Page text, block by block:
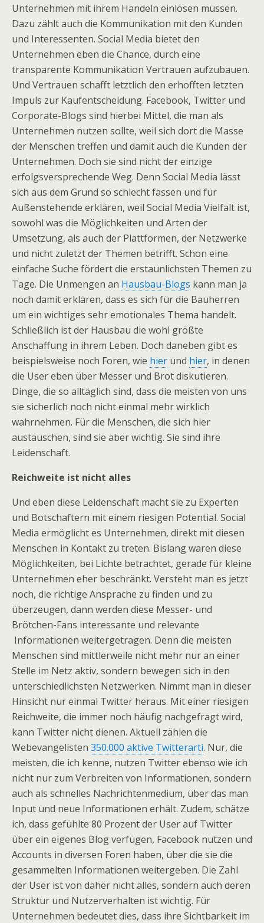
Unternehmen mit ihrem Handeln einlösen müssen.
Dazu zählt auch die Kommunikation mit den Kunden
und Interessenten. Social Media bietet den
Unternehmen eben die Chance, durch eine
transparente Kommunikation Vertrauen aufzubauen.
Und Vertrauen schafft letztlich den erhofften letzten
Impuls zur Kaufentscheidung. Facebook, Twitter und
Corporate-Blogs sind hierbei Mittel, die man als
Unternehmen nutzen sollte, weil sich dort die Masse
der Menschen treffen und damit auch die Kunden der
Unternehmen. Doch sie sind nicht der einzige
erfolgsversprechende Weg. Denn Social Media lässt
sich aus dem Grund so schlecht fassen und für
Außenstehende erklären, weil Social Media Vielfalt ist,
sowohl was die Möglichkeiten und Arten der
Umsetzung, als auch der Plattformen, der Netzwerke
und nicht zuletzt der Themen betrifft. Schon eine
einfache Suche fördert die erstaunlichsten Themen zu
Tage. Die Unmengen an Hausbau-Blogs kann man ja
noch damit erklären, dass es sich für die Bauherren
um ein wichtiges sehr emotionales Thema handelt.
Schließlich ist der Hausbau die wohl größte
Anschaffung in ihrem Leben. Doch daneben gibt es
beispielsweise noch Foren, wie hier und hier, in denen
die User eben über Messer und Brot diskutieren.
Dinge, die so alltäglich sind, dass die meisten von uns
sie sicherlich noch nicht einmal mehr wirklich
wahrnehmen. Für die Menschen, die sich hier
austauschen, sind sie aber wichtig. Sie sind ihre
Leidenschaft.
Reichweite ist nicht alles
Und eben diese Leidenschaft macht sie zu Experten
und Botschaftern mit einem riesigen Potential. Social
Media ermöglicht es Unternehmen, direkt mit diesen
Menschen in Kontakt zu treten. Bislang waren diese
Möglichkeiten, bei Lichte betrachtet, gerade für kleine
Unternehmen eher beschränkt. Versteht man es jetzt
noch, die richtige Ansprache zu finden und zu
überzeugen, dann werden diese Messer- und
Brötchen-Fans interessante und relevante
Informationen weitergetragen. Denn die meisten
Menschen sind mittlerweile nicht mehr nur an einer
Stelle im Netz aktiv, sondern bewegen sich in den
unterschiedlichsten Netzwerken. Nimmt man in dieser
Hinsicht nur einmal Twitter heraus. Mit einer riesigen
Reichweite, die immer noch häufig nachgefragt wird,
kann Twitter nicht dienen. Aktuell zählen die
Webevangelisten 350.000 aktive Twitterarti. Nur, die
meisten, die ich kenne, nutzen Twitter ebenso wie ich
nicht nur zum Verbreiten von Informationen, sondern
auch als schnelles Nachrichtenmedium, über das man
Input und neue Informationen erhält. Zudem, schätze
ich, dass gefühlte 80 Prozent der User auf Twitter
über ein eigenes Blog verfügen, Facebook nutzen und
Accounts in diversen Foren haben, über die sie die
gesammelten Informationen weitergeben. Die Zahl
der User ist von daher nicht alles, sondern auch deren
Struktur und Nutzerverhalten ist wichtig. Für
Unternehmen bedeutet dies, dass ihre Sichtbarkeit im